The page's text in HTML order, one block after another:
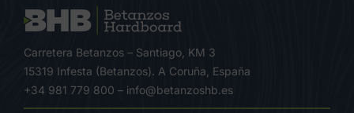
Carretera Betanzos – Santiago, KM 3
15319 Infesta (Betanzos). A Coruña, España
+34 981 779 800 – info@betanzoshb.es